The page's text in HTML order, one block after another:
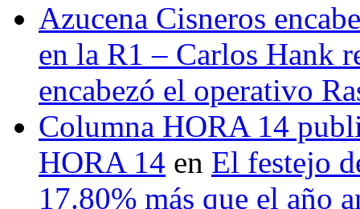
Azucena Cisneros
en la R1 – Carlos Hank
encabezó el operativo
Columna HORA 14
HORA 14 en El festejo
17.80% más que el año